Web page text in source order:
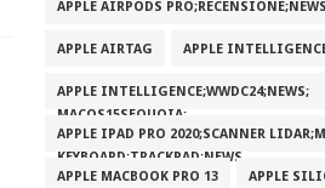
APPLE AIRPODS
APPLE AIRTAG APPLE
APPLE INTELLIGENCE;WWDC24;NEWS;
MACOS15SEQUOIA;
APPLE IPAD PRO 2020;SCANNER
KEYBOARD;TRACKPAD;NEWS
APPLE MACBOOK PRO 13
APPLE